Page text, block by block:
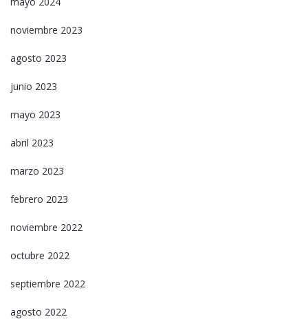
noviembre 2023
agosto 2023
junio 2023
mayo 2023
abril 2023
marzo 2023
febrero 2023
noviembre 2022
octubre 2022
septiembre 2022
agosto 2022